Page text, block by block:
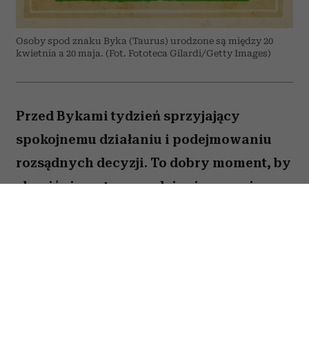
Osoby spod znaku Byka (Taurus) urodzone są między 20
kwietnia a 20 maja. (Fot. Fototeca Gilardi/Getty Images)
Przed Bykami tydzień sprzyjający
spokojnemu działaniu i podejmowaniu
rozsądnych decyzji. To dobry moment, by
skupić się na tym, co daje ci poczucie